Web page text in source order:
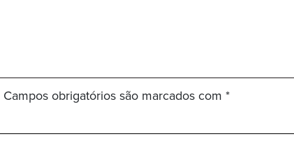
Campos obrigatórios são marcados com *